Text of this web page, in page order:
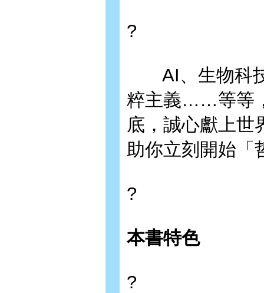
?
AI、生物科技
粹主義……等等
底，誠心獻上世
助你立刻開始「
?
本書特色
?